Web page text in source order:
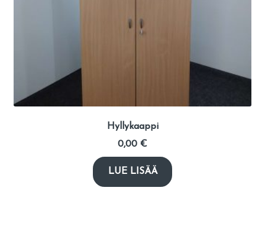
Hyllykaappi
0,00 €
LUE LISÄÄ